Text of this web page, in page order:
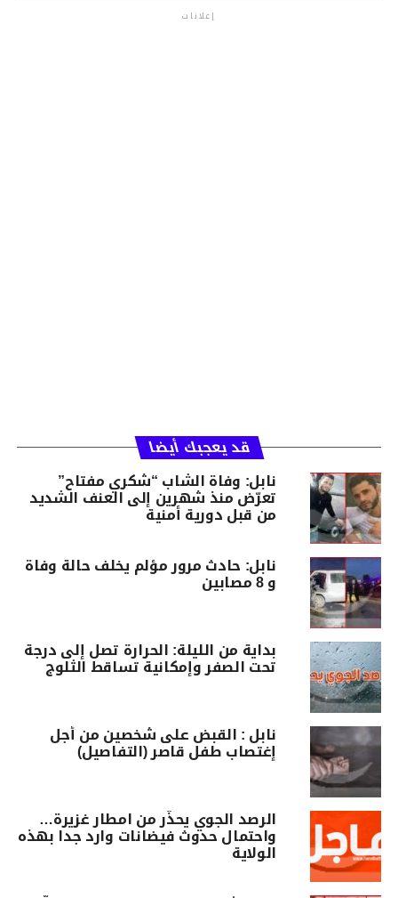
إعلانات
قد يعجبك أيضا
نابل: وفاة الشاب “شكري مفتاح”
تعرّض منذ شهرين إلى العنف الشديد
من قبل دورية أمنية
نابل: حادث مرور مؤلم يخلف حالة وفاة
و 8 مصابين
بداية من الليلة: الحرارة تصل إلى درجة
تحت الصفر وإمكانية تساقط الثلوج
نابل : القبض على شخصين من أجل
إغتصاب طفل قاصر (التفاصيل)
الرصد الجوي يحذّر من امطار غزيرة…
واحتمال حدوث فيضانات وارد جدا بهذه
الولاية